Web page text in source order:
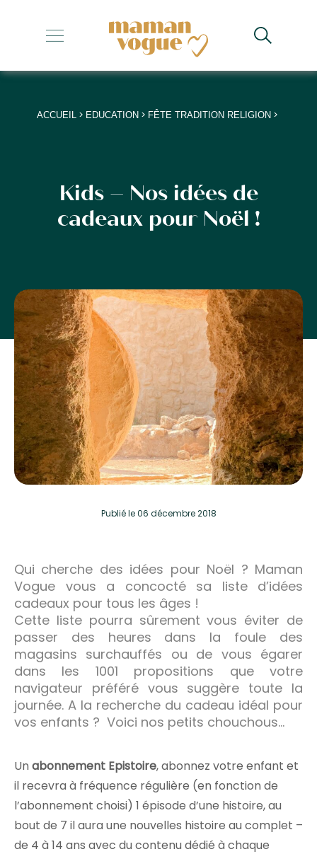
+
+
+
+
ACCUEIL > EDUCATION > FÊTE TRADITION RELIGION >
Kids – Nos idées de
cadeaux pour Noël !
Publiéle 06 décembre 2018
Qui cherche des idées pour Noël ? Maman
Vogue vous a concocté sa liste d’idées
cadeaux pour tous les âges !
Cette liste pourra sûrement vous éviter de
passer des heures dans la foule des
magasins surchauffés ou de vous égarer
dans les 1001 propositions que votre
navigateur préféré vous suggère toute la
journée. A la recherche du cadeau idéal pour
vos enfants ? Voici nos petits chouchous…
Un abonnement Epistoire, abonnez votre enfant et
il recevra à fréquence régulière (en fonction de
l’abonnement choisi) 1 épisode d’une histoire, au
bout de 7 il aura une nouvelles histoire au complet –
de 4 à 14 ans avec du contenu dédié à chaque